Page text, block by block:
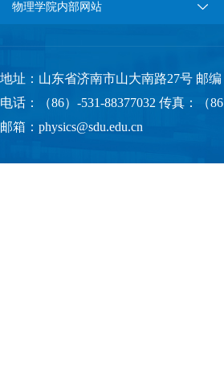
物理学院内部网站
地址：山东省济南市山大南路27号 邮编
电话：（86）-531-88377032 传真：（
邮箱：physics@sdu.edu.cn